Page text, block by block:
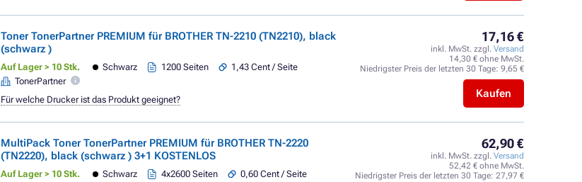
Toner TonerPartner PREMIUM für BROTHER TN-2210 (TN2210), black
(schwarz )
Auf Lager > 10 Stk. Schwarz 1200 Seiten
1,43 Cent / Seite
TonerPartner
17,16 €
inkl. MwSt. zzgl. Versand
14,30 € ohne MwSt.
Niedrigster Preis der letzten 30 Tage: 9,65 €
Kaufen
Für welche Drucker ist das Produkt geeignet?
MultiPack Toner TonerPartner PREMIUM für BROTHER TN-2220
(TN2220), black (schwarz ) 3+1 KOSTENLOS
Auf Lager > 10 Stk. Schwarz 4x2600 Seiten
0,60 Cent / Seite
62,90 €
inkl. MwSt. zzgl. Versand
52,42 € ohne MwSt.
Niedrigster Preis der letzten 30 Tage: 27,97 €